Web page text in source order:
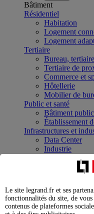
Bâtiment
Résidentiel
Habitation
Logement
Logement
Tertiaire
Bureau, tertiaire
Tertiaire de
Commerce et
Hôtellerie
Mobilier de
Public et santé
Bâtiment public
Établissement
Infrastructures et
Data Center
Industrie
Infrastructures
Contrôler et
Répartir et
Legrand Data
expertises au
Le site legrand.fr et ses
fonctionnalités du site, de vous
contenus de plateformes